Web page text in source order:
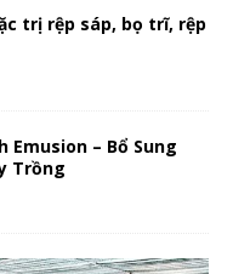
trị rệp sáp, bọ trĩ, rệp
Emusion – Bổ Sung
Trồng